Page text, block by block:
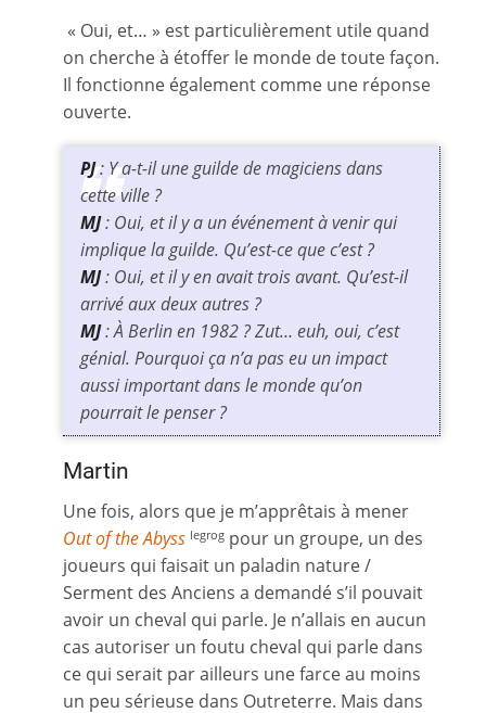
« Oui, et… » est particulièrement utile quand
on cherche à étoffer le monde de toute façon.
Il fonctionne également comme une réponse
ouverte.
PJ: Y a-t-il une guilde de magiciens dans
cette ville ?
MJ: Oui, et il y a un événement à venir qui
implique la guilde. Qu’est-ce que c’est ?
MJ: Oui, et il y en avait trois avant. Qu’est-il
arrivé aux deux autres ?
MJ: À Berlin en 1982 ? Zut… euh, oui, c’est
génial. Pourquoi ça n’a pas eu un impact
aussi important dans le monde qu’on
pourrait le penser ?
Martin
Une fois, alors que je m’apprêtais à mener
Out of the Abyss legrog pour un groupe, un des
joueurs qui faisait un paladin nature /
Serment des Anciens a demandé s’il pouvait
avoir un cheval qui parle. Je n’allais en aucun
cas autoriser un foutu cheval qui parle dans
ce qui serait par ailleurs une farce au moins
un peu sérieuse dans Outreterre. Mais dans